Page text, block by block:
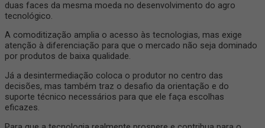
duas faces da mesma moeda no desenvolvimento do agro
tecnológico.
A comoditização amplia o acesso às tecnologias, mas exige
atenção à diferenciação para que o mercado não seja dominado
por produtos de baixa qualidade.
Já a desintermediação coloca o produtor no centro das
decisões, mas também traz o desafio da orientação e do
suporte técnico necessários para que ele faça escolhas
eficazes.